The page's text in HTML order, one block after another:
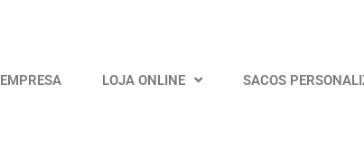
EMPRESA LOJA ONLINE SACOS